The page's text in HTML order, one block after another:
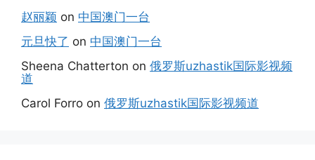
赵丽颖 on 中国澳门一台
元旦快了 on 中国澳门一台
Sheena Chatterton on 俄罗斯uzhastik国际影视频
道
Carol Forro on 俄罗斯uzhastik国际影视频道